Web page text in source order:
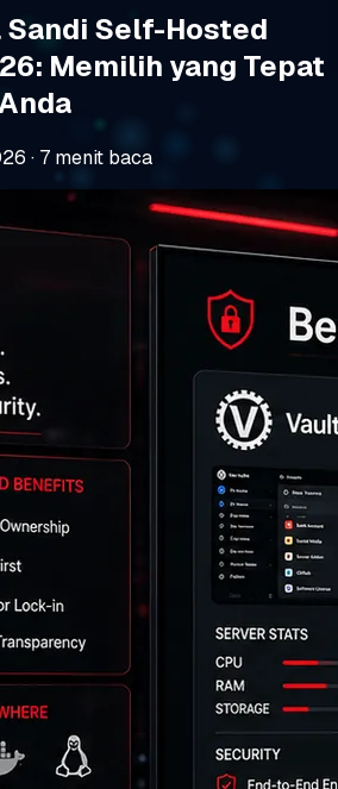
Sandi Self-Hosted
Memilih yang Tepat
· 7 menit baca